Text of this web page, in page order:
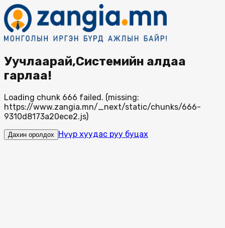
Уучлаарай,Системийн алдаа
гарлаа!
Loading chunk 666 failed. (missing:
https://www.zangia.mn/_next/static/chunks/666-
9310d8173a20ece2.js)
Дахин оролдох Нүүр хуудас руу буцах